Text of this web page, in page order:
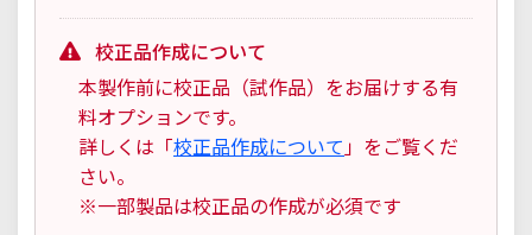
校正品作成について
本製作前に校正品（試作品）をお届けする有
料オプションです。
詳しくは「校正品作成について」をご覧くだ
さい。
※一部製品は校正品の作成が必須です